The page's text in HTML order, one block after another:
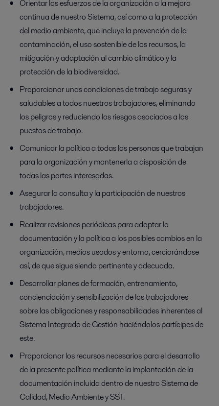
Orientar los esfuerzos de la organización a la mejora
continua de nuestro Sistema, así como a la protección
del medio ambiente, que incluye la prevención de la
contaminación, el uso sostenible de los recursos, la
mitigación y adaptación al cambio climático y la
protección de la biodiversidad.
Proporcionar unas condiciones de trabajo seguras y
saludables a todos nuestros trabajadores, eliminando
los peligros y reduciendo los riesgos asociados a los
puestos de trabajo.
Comunicar la política a todas las personas que trabajan
para la organización y mantenerla a disposición de
todas las partes interesadas.
Asegurar la consulta y la participación de nuestros
trabajadores.
Realizar revisiones periódicas para adaptar la
documentación y la política a los posibles cambios en la
organización, medios usados y entorno, cerciorándose
así, de que sigue siendo pertinente y adecuada.
Desarrollar planes de formación, entrenamiento,
concienciación y sensibilización de los trabajadores
sobre las obligaciones y responsabilidades inherentes al
Sistema Integrado de Gestión haciéndolos partícipes de
este.
Proporcionar los recursos necesarios para el desarrollo
de la presente política mediante la implantación de la
documentación incluida dentro de nuestro Sistema de
Calidad, Medio Ambiente y SST.